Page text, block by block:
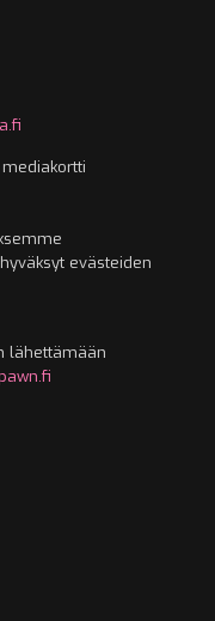
evästeiden
lähettämään